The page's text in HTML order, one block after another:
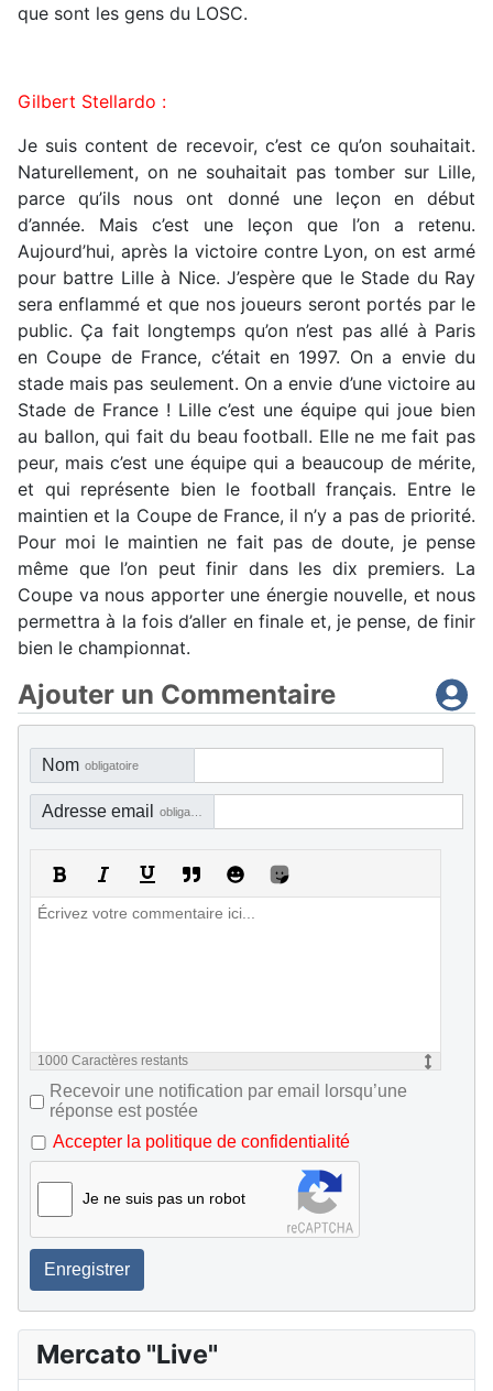
que sont les gens du LOSC.
Gilbert Stellardo :
Je suis content de recevoir, c’est ce qu’on souhaitait.
Naturellement, on ne souhaitait pas tomber sur Lille,
parce qu’ils nous ont donné une leçon en début
d’année. Mais c’est une leçon que l’on a retenu.
Aujourd’hui, après la victoire contre Lyon, on est armé
pour battre Lille à Nice. J’espère que le Stade du Ray
sera enflammé et que nos joueurs seront portés par le
public. Ça fait longtemps qu’on n’est pas allé à Paris
en Coupe de France, c’était en 1997. On a envie du
stade mais pas seulement. On a envie d’une victoire au
Stade de France ! Lille c’est une équipe qui joue bien
au ballon, qui fait du beau football. Elle ne me fait pas
peur, mais c’est une équipe qui a beaucoup de mérite,
et qui représente bien le football français. Entre le
maintien et la Coupe de France, il n’y a pas de priorité.
Pour moi le maintien ne fait pas de doute, je pense
même que l’on peut finir dans les dix premiers. La
Coupe va nous apporter une énergie nouvelle, et nous
permettra à la fois d’aller en finale et, je pense, de finir
bien le championnat.
Ajouter un Commentaire
Nom obligatoire
Adresse email
1000 Caractères restants
Recevoir une notification par email lorsqu’une
réponse est postée
Accepter la politique de confidentialité
Je ne suis pas un robot
Enregistrer
Mercato "Live"